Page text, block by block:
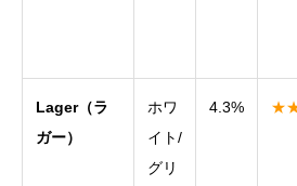
Lager（ラ
ガー）
ホワ
イト/
グリ
4.3%